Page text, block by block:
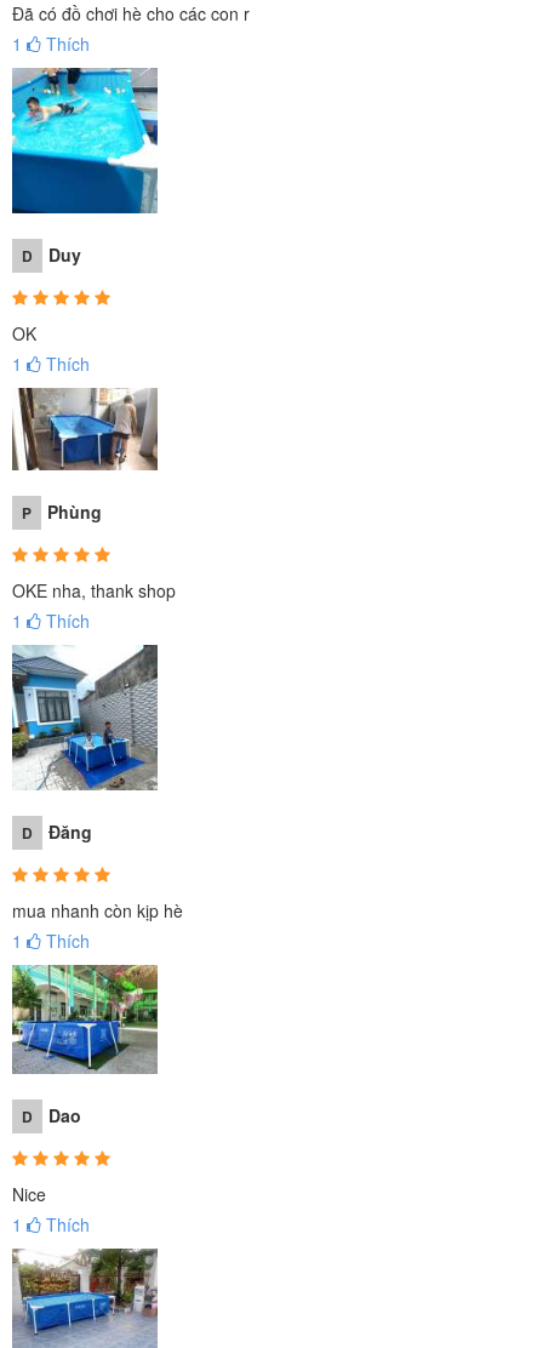
Đã có đồ chơi hè cho các con r
1
Thích
D Duy
OK
1
Thích
P Phùng
OKE nha, thank shop
1
Thích
D Đăng
mua nhanh còn kịp hè
1
Thích
D Dao
Nice
1
Thích